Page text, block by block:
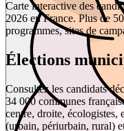
Carte interactive des
2026 en France. Plus de
programmes, sites de
Élections
Consultez les candidats
34 000 communes
centre, droite,
(urbain, périurbain, rural)